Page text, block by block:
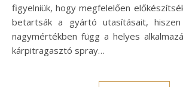
figyelniük, hogy megfelelően
betartsák a gyártó utasításait,
nagymértékben függ a helyes
kárpitragasztó spray…